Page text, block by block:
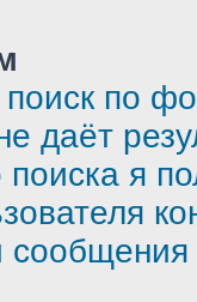
поиск по
даёт
поиска я